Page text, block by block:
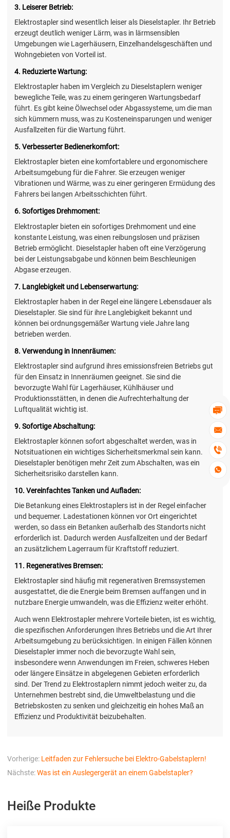




3. Leiserer Betrieb:
Elektrostapler sind wesentlich leiser als Dieselstapler. Ihr Betrieb
erzeugt deutlich weniger Lärm, was in lärmsensiblen
Umgebungen wie Lagerhäusern, Einzelhandelsgeschäften und
Wohngebieten von Vorteil ist.
4. Reduzierte Wartung:
Elektrostapler haben im Vergleich zu Dieselstaplern weniger
bewegliche Teile, was zu einem geringeren Wartungsbedarf
führt. Es gibt keine Ölwechsel oder Abgassysteme, um die man
sich kümmern muss, was zu Kosteneinsparungen und weniger
Ausfallzeiten für die Wartung führt.
5. Verbesserter Bedienerkomfort:
Elektrostapler bieten eine komfortablere und ergonomischere
Arbeitsumgebung für die Fahrer. Sie erzeugen weniger
Vibrationen und Wärme, was zu einer geringeren Ermüdung des
Fahrers bei langen Arbeitsschichten führt.
6. Sofortiges Drehmoment:
Elektrostapler bieten ein sofortiges Drehmoment und eine
konstante Leistung, was einen reibungslosen und präzisen
Betrieb ermöglicht. Dieselstapler haben oft eine Verzögerung
bei der Leistungsabgabe und können beim Beschleunigen
Abgase erzeugen.
7. Langlebigkeit und Lebenserwartung:
Elektrostapler haben in der Regel eine längere Lebensdauer als
Dieselstapler. Sie sind für ihre Langlebigkeit bekannt und
können bei ordnungsgemäßer Wartung viele Jahre lang
betrieben werden.
8. Verwendung in Innenräumen:
Elektrostapler sind aufgrund ihres emissionsfreien Betriebs gut
für den Einsatz in Innenräumen geeignet. Sie sind die
bevorzugte Wahl für Lagerhäuser, Kühlhäuser und
Produktionsstätten, in denen die Aufrechterhaltung der
Luftqualität wichtig ist.
9. Sofortige Abschaltung:
Elektrostapler können sofort abgeschaltet werden, was in
Notsituationen ein wichtiges Sicherheitsmerkmal sein kann.
Dieselstapler benötigen mehr Zeit zum Abschalten, was ein
Sicherheitsrisiko darstellen kann.
10. Vereinfachtes Tanken und Aufladen:
Die Betankung eines Elektrostaplers ist in der Regel einfacher
und bequemer. Ladestationen können vor Ort eingerichtet
werden, so dass ein Betanken außerhalb des Standorts nicht
erforderlich ist. Dadurch werden Ausfallzeiten und der Bedarf
an zusätzlichem Lagerraum für Kraftstoff reduziert.
11. Regeneratives Bremsen:
Elektrostapler sind häufig mit regenerativen Bremssystemen
ausgestattet, die die Energie beim Bremsen auffangen und in
nutzbare Energie umwandeln, was die Effizienz weiter erhöht.
Auch wenn Elektrostapler mehrere Vorteile bieten, ist es wichtig,
die spezifischen Anforderungen Ihres Betriebs und die Art Ihrer
Arbeitsumgebung zu berücksichtigen. In einigen Fällen können
Dieselstapler immer noch die bevorzugte Wahl sein,
insbesondere wenn Anwendungen im Freien, schweres Heben
oder längere Einsätze in abgelegenen Gebieten erforderlich
sind. Der Trend zu Elektrostaplern nimmt jedoch weiter zu, da
Unternehmen bestrebt sind, die Umweltbelastung und die
Betriebskosten zu senken und gleichzeitig ein hohes Maß an
Effizienz und Produktivität beizubehalten.
Vorherige: Leitfaden zur Fehlersuche bei Elektro-Gabelstaplern!
Nächste:Was ist ein Auslegergerät an einem Gabelstapler?
Heiße Produkte